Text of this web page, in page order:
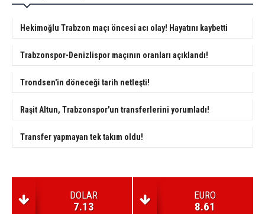
Hekimoğlu Trabzon maçı öncesi acı olay! Hayatını kaybetti
Trabzonspor-Denizlispor maçının oranları açıklandı!
Trondsen'in döneceği tarih netleşti!
Raşit Altun, Trabzonspor'un transferlerini yorumladı!
Transfer yapmayan tek takım oldu!
DOLAR
7.13
EURO
8.61